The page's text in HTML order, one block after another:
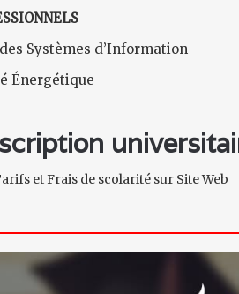
Systèmes d’Information
Énergétique
et Frais de scolarité sur Site Web